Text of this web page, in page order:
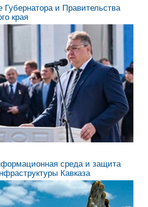
полномочного представителя
РФ в СКФО
Солодовников,
руководителя Росимущества
Матовников,
представитель Президента
Федерации в СКФО
Гагиев,
Губернатора и Правительства
края
среда и защита
Кавказа